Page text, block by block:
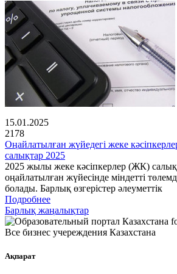
15.01.2025
2178
Оңайлатылған жүйедегі жеке
салықтар 2025
2025 жылы жеке кәсіпкерлер (ЖК)
оңайлатылған жүйесінде міндетті
болады. Барлық өзгерістер әлеуметтік
Подробнее
Барлық жаңалықтар
Все бизнес учереждения Казахстана
Ақпарат